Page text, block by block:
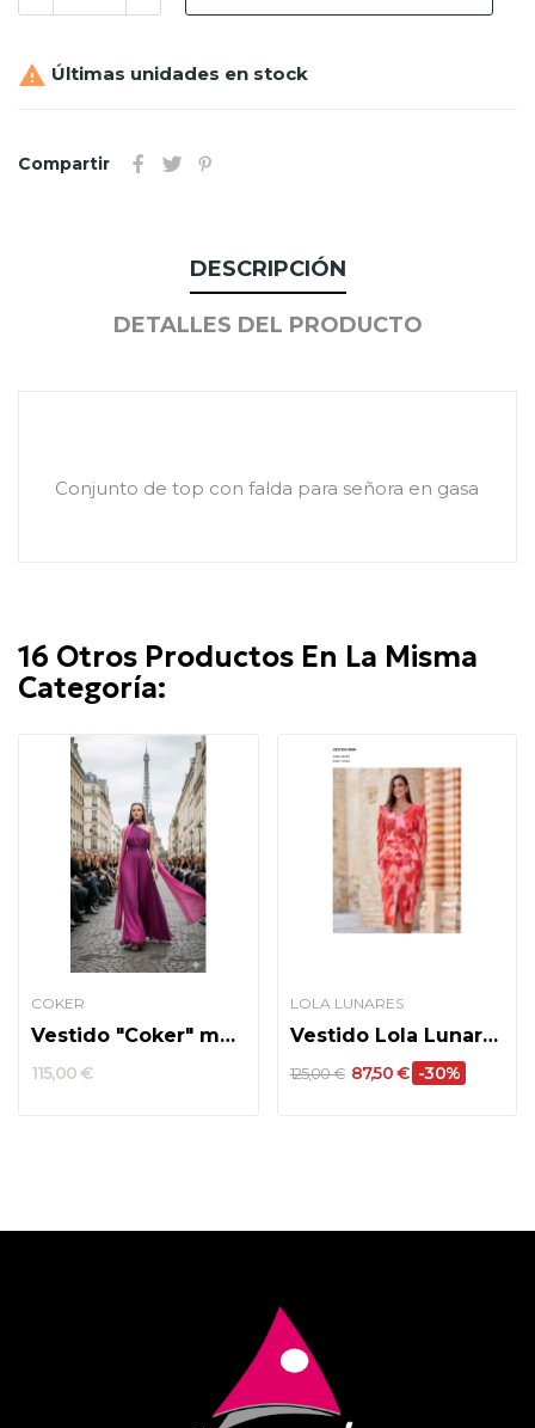
 Últimas unidades en stock
Compartir
DESCRIPCIÓN
DETALLES DEL PRODUCTO
Conjunto de top con falda para señora en gasa
16 Otros Productos En La Misma
Categoría:
COKER
Vestido "Coker" modelo 4104
115,00 €
LOLA LUNARES
Vestido Lola Lunares modelo 9804
125,00 € 87,50 € -30%